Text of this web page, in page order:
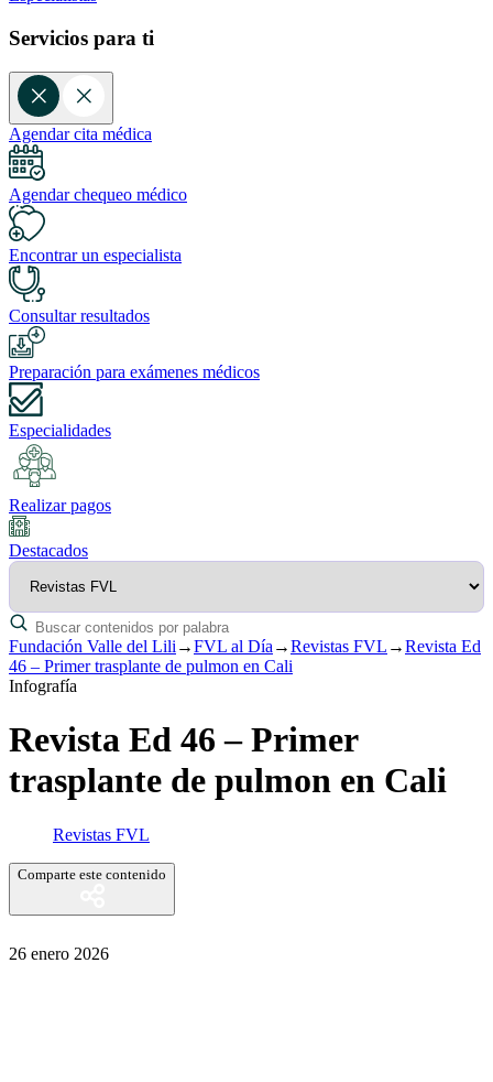
Servicios para ti
Agendar cita médica
Agendar chequeo médico
Encontrar un especialista
Consultar resultados
Preparación para exámenes médicos
Especialidades
Realizar pagos
Destacados
Fundación Valle del Lili →FVL al Día →Revistas FVL →Revista Ed
46 – Primer trasplante de pulmon en Cali
Infografía
Revista Ed 46 – Primer
trasplante de pulmon en Cali
Revistas FVL
Comparte este contenido
26 enero 2026